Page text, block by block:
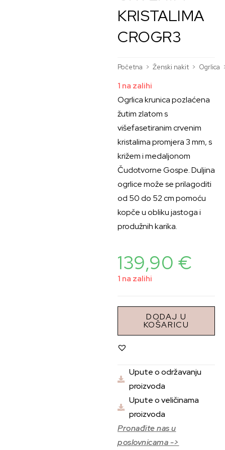
KRISTALIMA
CROGR3
Početna > Ženski nakit > Ogrlica
1 na zalihi
Ogrlica krunica pozlaćena
žutim zlatom s
višefasetiranim crvenim
kristalima promjera 3 mm, s
križem i medaljonom
Čudotvorne Gospe. Duljina
ogrlice može se prilagoditi
od 50 do 52 cm pomoću
kopče u obliku jastoga i
produžnih karika.
139,90 €
1 na zalihi
DODAJ U
KOŠARICU
Upute o održavanju
proizvoda
Upute o veličinama
proizvoda
Pronađite nas u
poslovnicama ->